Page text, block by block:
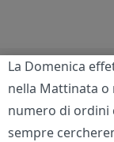
5 Rose
La Domenica
nella Mattinata o
numero di ordini
sempre